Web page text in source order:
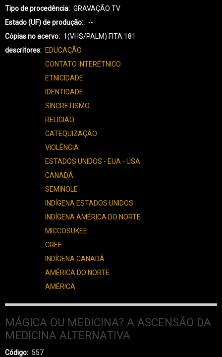
Tipo de procedência
GRAVAÇÃO TV
Estado (UF) de produção:
--
Cópias no acervo
1(VHS/PALM) FITA 181
descritores
EDUCAÇÃO
CONTATO INTERÉTNICO
ETNICIDADE
IDENTIDADE
SINCRETISMO
RELIGIÃO
CATEQUIZAÇÃO
VIOLÊNCIA
ESTADOS UNIDOS - EUA - USA
CANADÁ
SEMINOLE
INDÍGENA ESTADOS UNIDOS
INDÍGENA AMÉRICA DO NORTE
MICCOSUKEE
CREE
INDÍGENA CANADÁ
AMÉRICA DO NORTE
AMÉRICA
MÁGICA OU MEDICINA? A ASCENSÃO DA
MEDICINA ALTERNATIVA
Código
557